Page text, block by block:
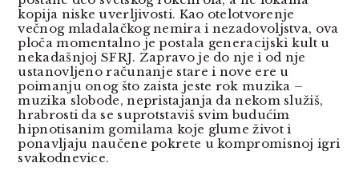
kopija niske uverljivosti. Kao otelotvorenje
večnog mladalačkog nemira i nezadovoljstva, ova
ploča momentalno je postala generacijski kult u
nekadašnjoj SFRJ. Zapravo je do nje i od nje
ustanovljeno računanje stare i nove ere u
poimanju onog što zaista jeste rok muzika –
muzika slobode, nepristajanja da nekom služiš,
hrabrosti da se suprotstaviš svim budućim
hipnotisanim gomilama koje glume život i
ponavljaju naučene pokrete u kompromisnoj igri
svakodnevice.